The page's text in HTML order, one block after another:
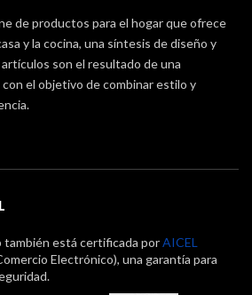
de productos para el hogar que ofrece
y la cocina, una síntesis de diseño y
son el resultado de una
el objetivo de combinar estilo y
también está certificada porAICEL
Electrónico), una garantía para